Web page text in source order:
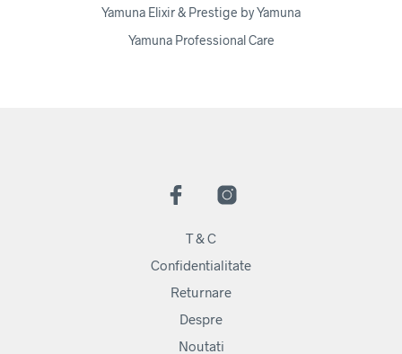
Yamuna Elixir & Prestige by Yamuna
Yamuna Professional Care
T & C
Confidentialitate
Returnare
Despre
Noutati